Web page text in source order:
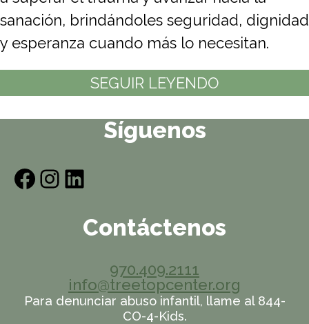
sanación, brindándoles seguridad, dignidad
y esperanza cuando más lo necesitan.
SEGUIR LEYENDO
Síguenos
Facebook
Instagram
LinkedIn
Contáctenos
970.409.2111
info@treetopcenter.org
Para denunciar abuso infantil, llame al 844-
CO-4-Kids.